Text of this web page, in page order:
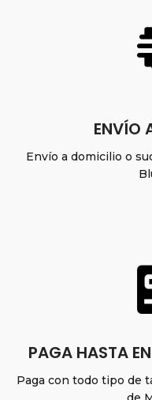
ENVÍO
Envío a domicilio o
PAGA HASTA
Paga con todo tipo de